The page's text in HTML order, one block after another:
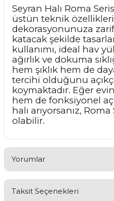
Seyran Halı Roma
üstün teknik
dekorasyonunuza
katacak şekilde
kullanımı, ideal hav
ağırlık ve dokuma
hem şıklık hem de
tercihi olduğunu
koymaktadır. Eğer
hem de fonksiyonel
halı arıyorsanız,
olabilir.
Yorumlar
Taksit Seçenekleri